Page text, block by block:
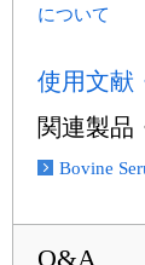
について
使用文献
関連製品
Bovine
Q&A